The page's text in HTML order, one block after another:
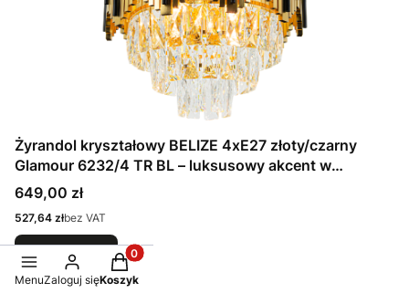
Żyrandol kryształowy BELIZE 4xE27 złoty/czarny
Glamour 6232/4 TR BL – luksusowy akcent w
nowoczesnym stylu
Cena
649,00 zł
Cena
527,64 złbez VAT
Do koszyka
MenuZaloguj się
Produkty w koszyku: 0. Zobacz szczegóły
Koszyk